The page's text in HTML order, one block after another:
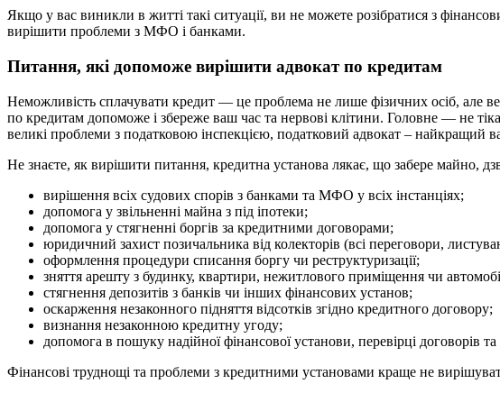
Якщо у вас виникли в житті такі ситуації, ви не можете розібратися з
вирішити проблеми з МФО і банками.
Питання, які допоможе вирішити адвокат по кредитам
Неможливість сплачувати кредит — це проблема не лише фізичних осіб,
по кредитам допоможе і збереже ваш час та нервові клітини. Головне — не
великі проблеми з податковою інспекцією, податковий адвокат – найкращий
Не знаєте, як вирішити питання, кредитна установа лякає, що забере майно,
вирішення всіх судових спорів з банками та МФО у всіх інстанціях;
допомога у звільненні майна з під іпотеки;
допомога у стягненні боргів за кредитними договорами;
юридичний захист позичальника від колекторів (всі переговори,
оформлення процедури списання боргу чи реструктуризації;
зняття арешту з будинку, квартири, нежитлового приміщення чи
стягнення депозитів з банків чи інших фінансових установ;
оскарження незаконного підняття відсотків згідно кредитного договору;
визнання незаконною кредитну угоду;
допомога в пошуку надійної фінансової установи, перевірці договорів
Фінансові труднощі та проблеми з кредитними установами краще не